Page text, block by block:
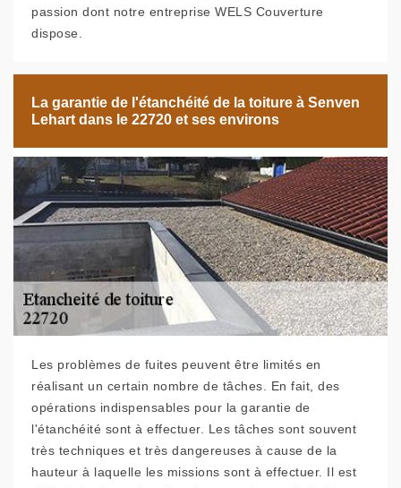
passion dont notre entreprise WELS Couverture
dispose.
La garantie de l'étanchéité de la toiture à Senven
Lehart dans le 22720 et ses environs
Les problèmes de fuites peuvent être limités en
réalisant un certain nombre de tâches. En fait, des
opérations indispensables pour la garantie de
l'étanchéité sont à effectuer. Les tâches sont souvent
très techniques et très dangereuses à cause de la
hauteur à laquelle les missions sont à effectuer. Il est